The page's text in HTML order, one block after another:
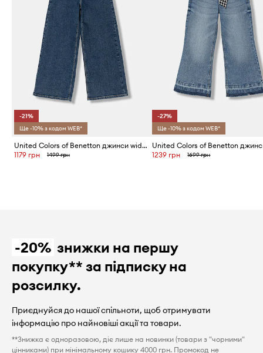
-21%
Ще -10% з кодом WEB*
United Colors of Benetton джинси wide leg дитячі
1179 грн
1499 грн
-27%
Ще -10% з кодом WEB*
1239 грн 1699 грн
-20% знижки на першу
покупку** за підписку на
розсилку.
Приєднуйся до нашої спільноти, щоб отримувати
інформацію про найновіші акції та товари.
**Знижка є одноразовою, діє лише на новинки (товари з "чорними"
цінниками) при мінімальному кошику 4000 грн. Промокод не